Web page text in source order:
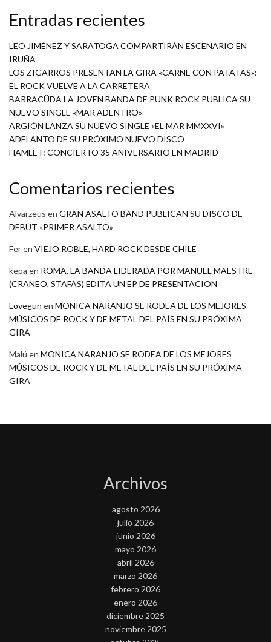
Entradas recientes
LEO JIMÉNEZ Y SARATOGA COMPARTIRÁN ESCENARIO EN
IRUÑA
LOS ZIGARROS PRESENTAN LA GIRA «CARNE CON PATATAS»:
EL ROCK VUELVE A LA CARRETERA
BARRACÜDA LA JOVEN BANDA DE PUNK ROCK PUBLICA SU
NUEVO SINGLE «MAR ADENTRO»
ARGIÓN LANZA SU NUEVO SINGLE «EL MAR MMXXVI»
ADELANTO DE SU PRÓXIMO NUEVO DISCO
HAMLET: CONCIERTO 35 ANIVERSARIO EN MADRID
Comentarios recientes
Alvarzeus en GRAN ASALTO BAND PUBLICAN SU DISCO DE
DEBÚT «PRIMER ASALTO»
Feren VIEJO ROBLE, HARD ROCK DESDE CHILE
kepa en ROMA, LA BANDA LIDERADA POR MANUEL MAESTRE
(CRANEO, STAFAS) EDITA UN EP DE PRESENTACION
Lovegun en MONICA NARANJO SE RODEA DE LOS MEJORES
MÚSICOS DE ROCK Y DE METAL DEL PAÍS EN SU PRÓXIMA
GIRA
Malú en MONICA NARANJO SE RODEA DE LOS MEJORES
MÚSICOS DE ROCK Y DE METAL DEL PAÍS EN SU PRÓXIMA
GIRA
Archivos
agosto 2026
julio 2026
junio 2026
mayo 2026
abril 2026
marzo 2026
febrero 2026
enero 2026
diciembre 2025
noviembre 2025